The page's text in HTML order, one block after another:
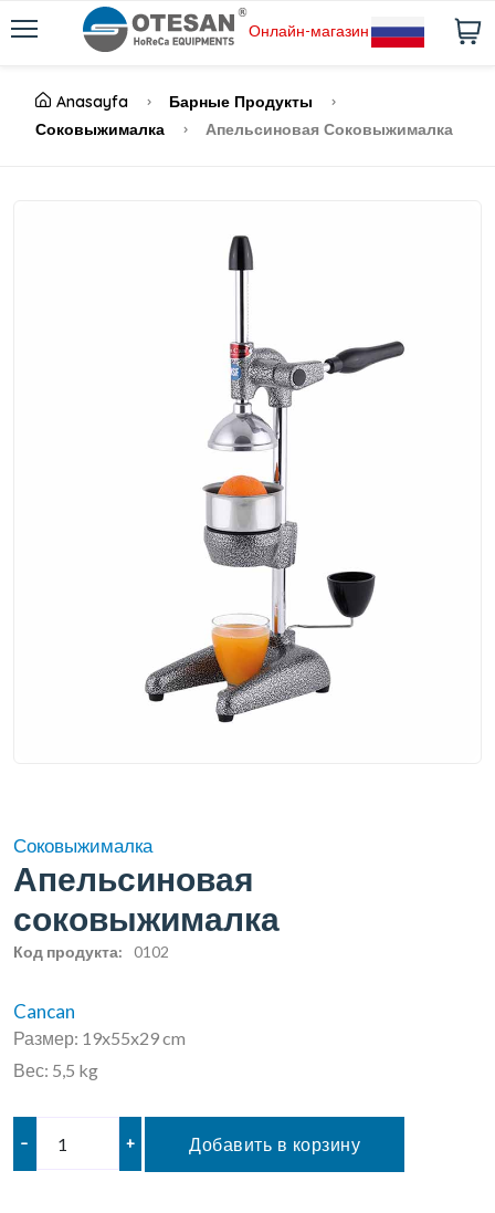
Онлайн-магазин
Anasayfa
Барные Продукты
Соковыжималка
Апельсиновая Соковыжималка
Соковыжималка
Апельсиновая
соковыжималка
Код продукта: 0102
Cancan
Размер: 19x55x29 cm
Вес: 5,5 kg
– + Добавить в корзину